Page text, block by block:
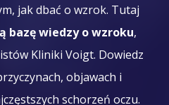
jak dbać o wzrok. Tutaj
bazę wiedzy o wzroku,
Kliniki Voigt. Dowiedz
objawach i
schorzeń oczu.